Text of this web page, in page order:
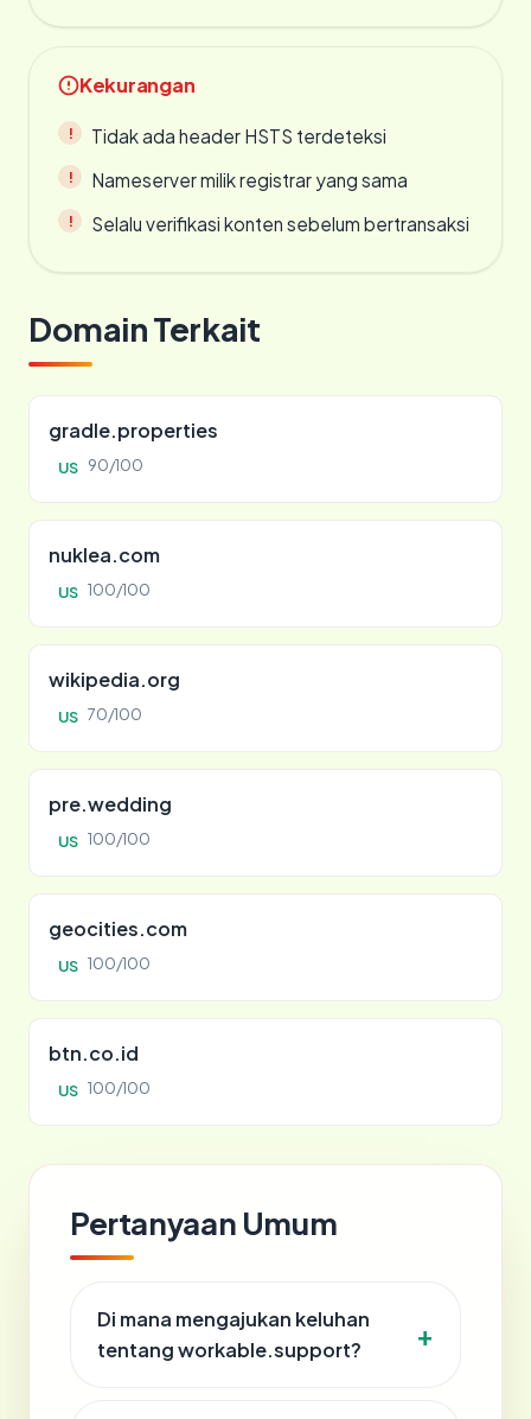
Kekurangan
Tidak ada header HSTS terdeteksi
Nameserver milik registrar yang sama
Selalu verifikasi konten sebelum bertransaksi
Domain Terkait
gradle.properties
US 90/100
nuklea.com
US 100/100
wikipedia.org
US 70/100
pre.wedding
US 100/100
geocities.com
US 100/100
btn.co.id
US 100/100
Pertanyaan Umum
Di mana mengajukan keluhan
tentang workable.support?